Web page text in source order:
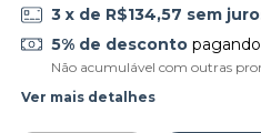
3 x de R$134,57 sem
5% de desconto
Não acumulável com outras
Ver mais detalhes